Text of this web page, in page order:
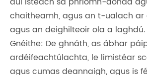
chaitheamh, agus an t-ualach ar
agus an deighilteoir ola a laghdú.
Gnéithe: De ghnáth, as ábhar
ardéifeachtúlachta, le limistéar
agus cumas deannaigh, agus is